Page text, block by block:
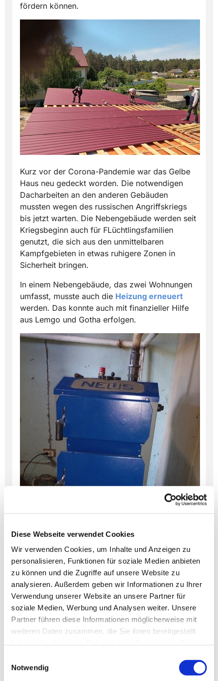
Diese Webseite verwendet Cookies
Wir verwenden Cookies, um Inhalte und Anzeigen zu
personalisieren, Funktionen für soziale Medien anbieten
zu können und die Zugriffe auf unsere Website zu
analysieren. Außerdem geben wir Informationen zu Ihrer
Verwendung unserer Website an unsere Partner für
soziale Medien, Werbung und Analysen weiter. Unsere
Partner führen diese Informationen möglicherweise mit
weiteren Daten zusammen, die Sie ihnen bereitgestellt
Notwendig
fördern können.
Kurz vor der Corona-Pandemie war das Gelbe
Haus neu gedeckt worden. Die notwendigen
Dacharbeiten an den anderen Gebäuden
mussten wegen des russischen Angriffskriegs
bis jetzt warten. Die Nebengebäude werden seit
Kriegsbeginn auch für FLüchtlingsfamilien
genutzt, die sich aus den unmittelbaren
Kampfgebieten in etwas ruhigere Zonen in
Sicherheit bringen.
In einem Nebengebäude, das zwei Wohnungen
umfasst, musste auch die Heizung erneuert
werden. Das konnte auch mit finanzieller Hilfe
aus Lemgo und Gotha erfolgen.
Die Energieversorgung in Dumanzy ist wie in